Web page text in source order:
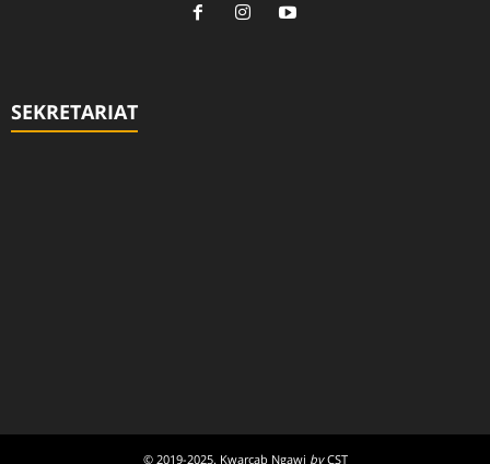
SEKRETARIAT
© 2019-2025. Kwarcab Ngawi byCST